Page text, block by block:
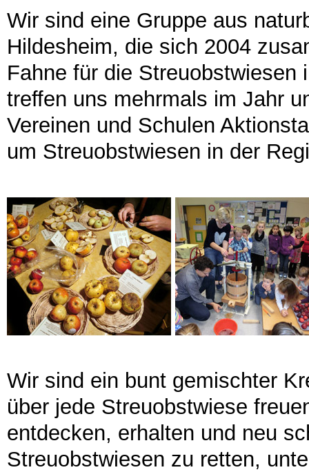
Wir sind eine Gruppe aus
Hildesheim, die sich 2004
Fahne für die Streuobstwiesen
treffen uns mehrmals im Jahr
Vereinen und Schulen
um Streuobstwiesen in der
Wir sind ein bunt gemischter
über jede Streuobstwiese
entdecken, erhalten und neu
Streuobstwiesen zu retten,